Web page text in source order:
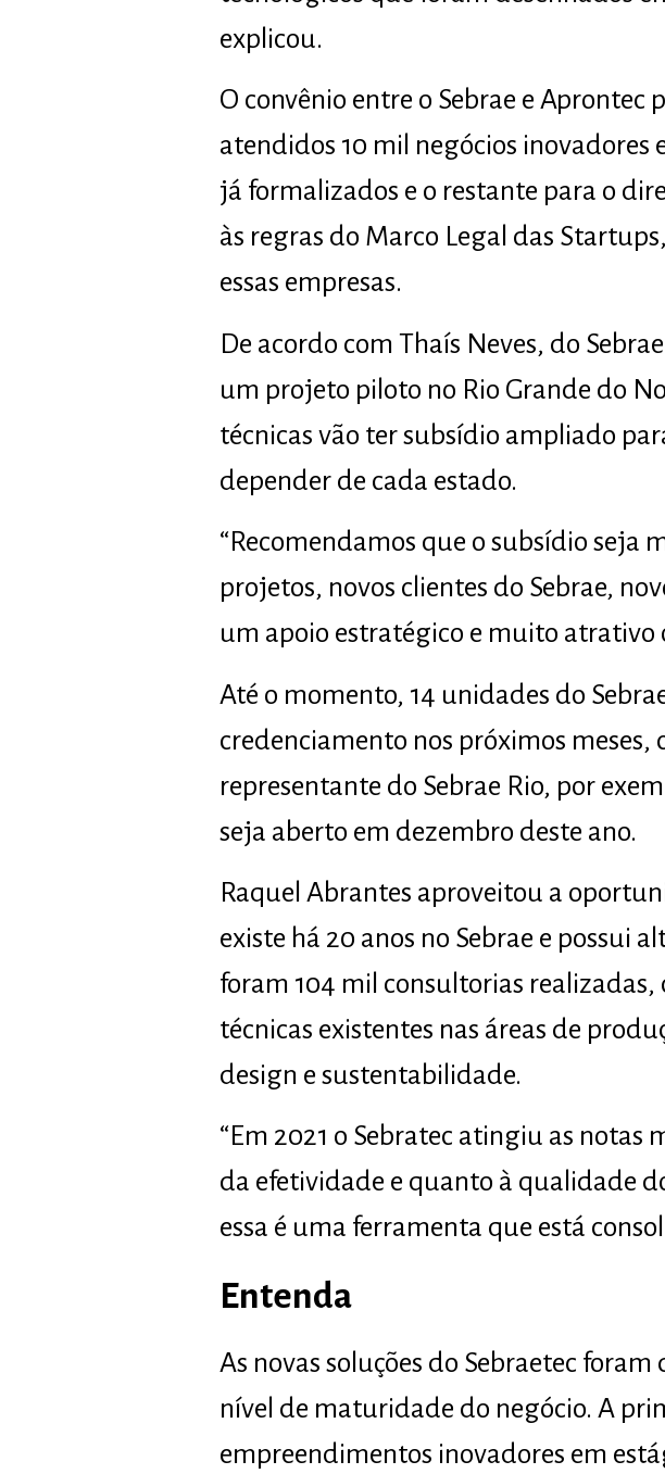
explicou.
O convênio entre o Sebrae e Aprontec
atendidos 10 mil negócios inovadores
já formalizados e o restante para o
às regras do Marco Legal das
essas empresas.
De acordo com Thaís Neves, do
um projeto piloto no Rio Grande do
técnicas vão ter subsídio ampliado
depender de cada estado.
“Recomendamos que o subsídio seja
projetos, novos clientes do Sebrae,
um apoio estratégico e muito atrativo
Até o momento, 14 unidades do
credenciamento nos próximos meses,
representante do Sebrae Rio, por
seja aberto em dezembro deste ano.
Raquel Abrantes aproveitou a
existe há 20 anos no Sebrae e possui
foram 104 mil consultorias
técnicas existentes nas áreas de
design e sustentabilidade.
“Em 2021 o Sebratec atingiu as
da efetividade e quanto à qualidade
essa é uma ferramenta que está
Entenda
As novas soluções do Sebraetec
nível de maturidade do negócio. A
empreendimentos inovadores em